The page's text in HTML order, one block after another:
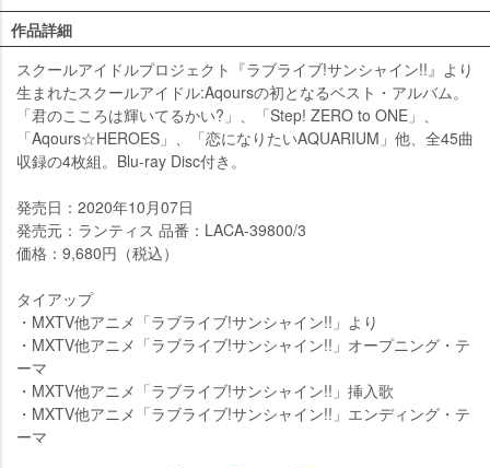
作品詳細
スクールアイドルプロジェクト『ラブライブ!サンシャイン!!』より
生まれたスクールアイドル:Aqoursの初となるベスト・アルバム。
「君のこころは輝いてるかい?」、「Step! ZERO to ONE」、
「Aqours☆HEROES」、「恋になりたいAQUARIUM」他、全45曲
収録の4枚組。Blu-ray Disc付き。
発売日：2020年10月07日
発売元：ランティス 品番：LACA-39800/3
価格：9,680円（税込）
タイアップ
・MXTV他アニメ「ラブライブ!サンシャイン!!」より
・MXTV他アニメ「ラブライブ!サンシャイン!!」オープニング・テ
ーマ
・MXTV他アニメ「ラブライブ!サンシャイン!!」挿入歌
・MXTV他アニメ「ラブライブ!サンシャイン!!」エンディング・テ
ーマ